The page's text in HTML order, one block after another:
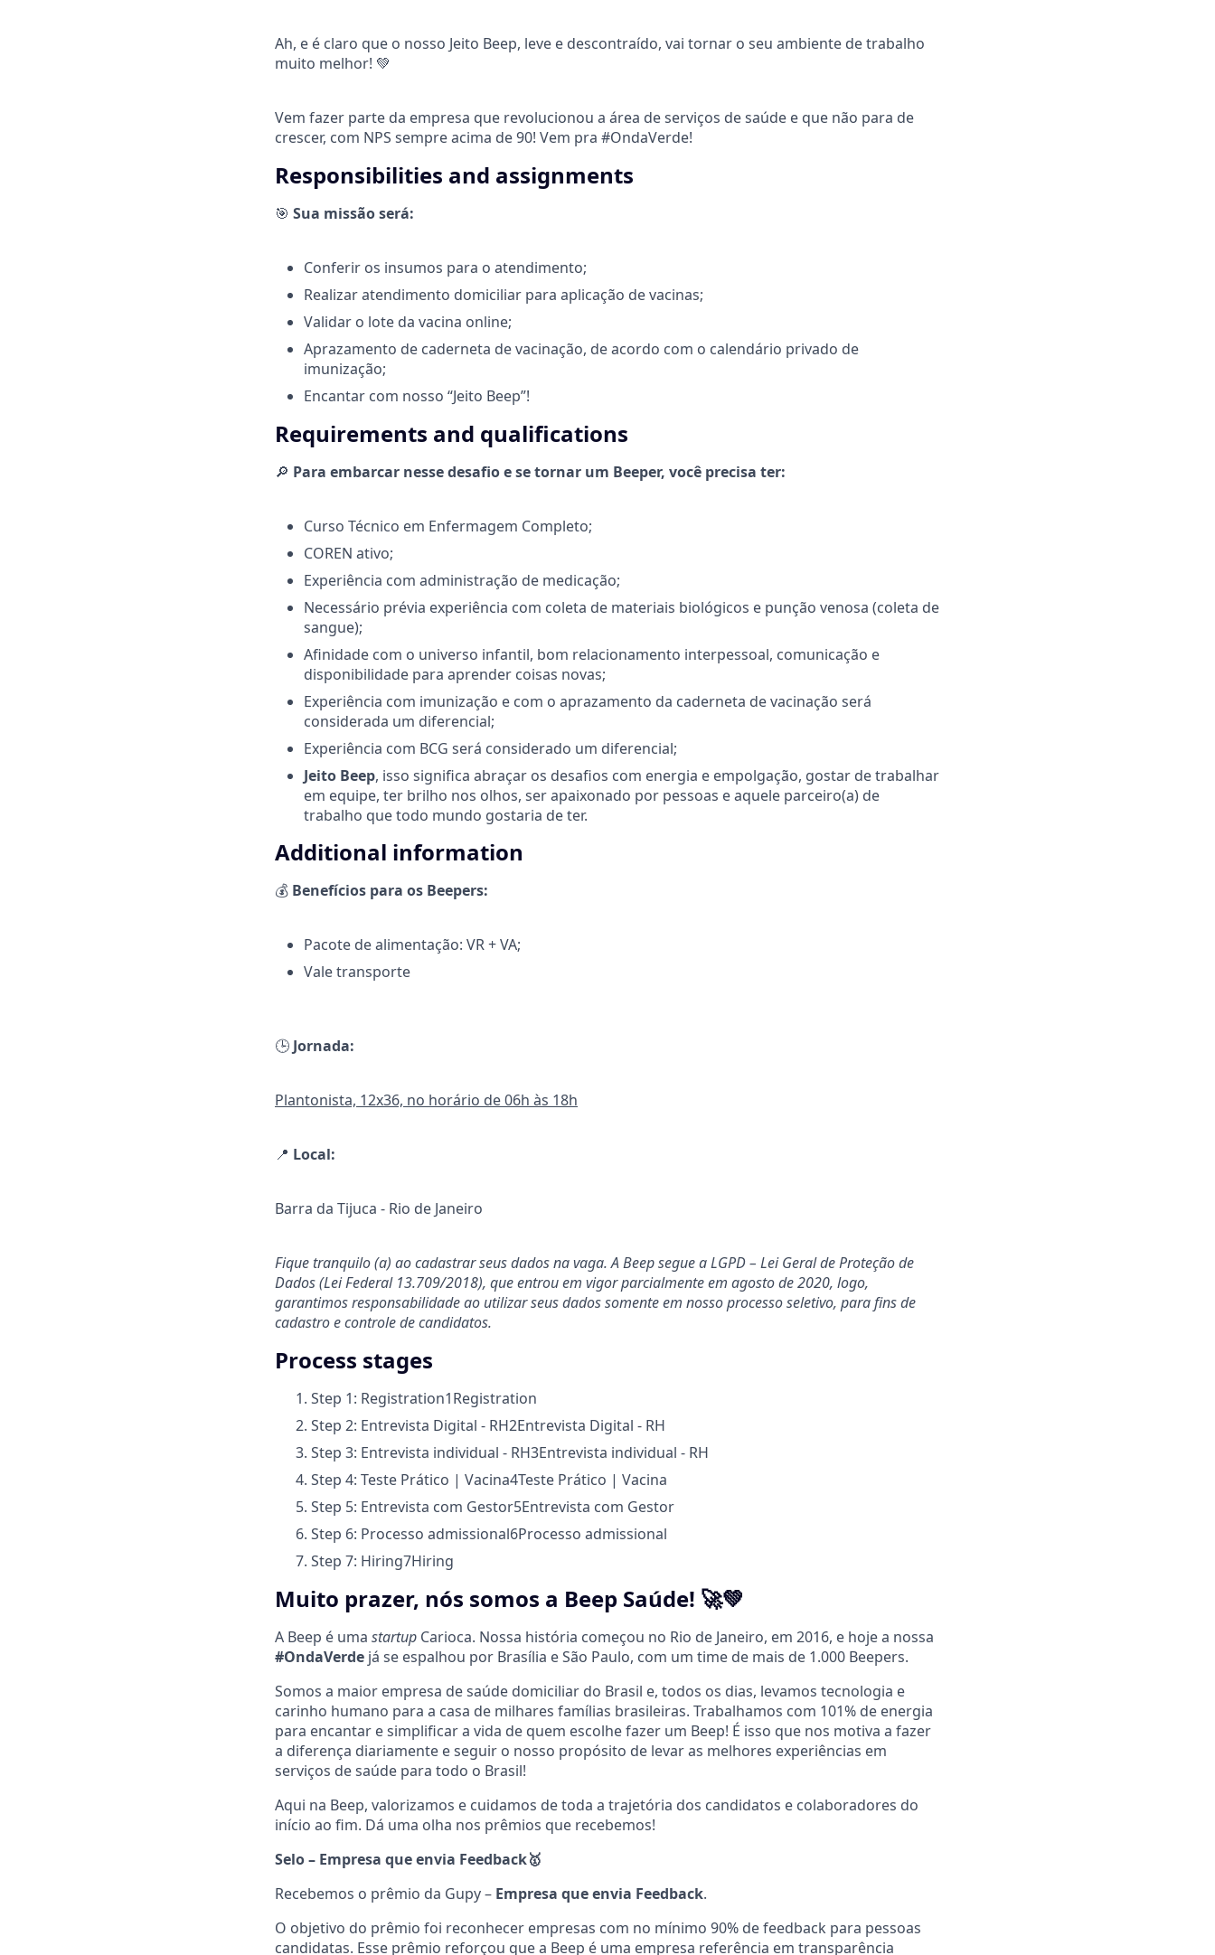
Ah, e é claro que o nosso Jeito Beep, leve e descontraído, vai tornar o seu ambiente de trabalho
muito melhor! 💚
Vem fazer parte da empresa que revolucionou a área de serviços de saúde e que não para de
crescer, com NPS sempre acima de 90! Vem pra #OndaVerde!
Responsibilities and assignments
🎯 Sua missão será:
Conferir os insumos para o atendimento;
Realizar atendimento domiciliar para aplicação de vacinas;
Validar o lote da vacina online;
Aprazamento de caderneta de vacinação, de acordo com o calendário privado de
imunização;
Encantar com nosso “Jeito Beep”!
Requirements and qualifications
🔎 Para embarcar nesse desafio e se tornar um Beeper, você precisa ter:
Curso Técnico em Enfermagem Completo;
COREN ativo;
Experiência com administração de medicação;
Necessário prévia experiência com coleta de materiais biológicos e punção venosa (coleta de
sangue);
Afinidade com o universo infantil, bom relacionamento interpessoal, comunicação e
disponibilidade para aprender coisas novas;
Experiência com imunização e com o aprazamento da caderneta de vacinação será
considerada um diferencial;
Experiência com BCG será considerado um diferencial;
Jeito Beep, isso significa abraçar os desafios com energia e empolgação, gostar de trabalhar
em equipe, ter brilho nos olhos, ser apaixonado por pessoas e aquele parceiro(a) de
trabalho que todo mundo gostaria de ter.
Additional information
💰 Benefícios para os Beepers:
Pacote de alimentação: VR + VA;
Vale transporte
🕒 Jornada:
Plantonista, 12x36, no horário de 06h às 18h
📍 Local:
Barra da Tijuca - Rio de Janeiro
Fique tranquilo (a) ao cadastrar seus dados na vaga. A Beep segue a LGPD – Lei Geral de Proteção de
Dados (Lei Federal 13.709/2018), que entrou em vigor parcialmente em agosto de 2020, logo,
garantimos responsabilidade ao utilizar seus dados somente em nosso processo seletivo, para fins de
cadastro e controle de candidatos.
Process stages
Step 1: Registration1Registration
Step 2: Entrevista Digital - RH2Entrevista Digital - RH
Step 3: Entrevista individual - RH3Entrevista individual - RH
Step 4: Teste Prático | Vacina4Teste Prático | Vacina
Step 5: Entrevista com Gestor5Entrevista com Gestor
Step 6: Processo admissional6Processo admissional
Step 7: Hiring7Hiring
Muito prazer, nós somos a Beep Saúde! 🚀💚
A Beep é uma startup Carioca. Nossa história começou no Rio de Janeiro, em 2016, e hoje a nossa
#OndaVerde já se espalhou por Brasília e São Paulo, com um time de mais de 1.000 Beepers.
Somos a maior empresa de saúde domiciliar do Brasil e, todos os dias, levamos tecnologia e
carinho humano para a casa de milhares famílias brasileiras. Trabalhamos com 101% de energia
para encantar e simplificar a vida de quem escolhe fazer um Beep! É isso que nos motiva a fazer
a diferença diariamente e seguir o nosso propósito de levar as melhores experiências em
serviços de saúde para todo o Brasil!
Aqui na Beep, valorizamos e cuidamos de toda a trajetória dos candidatos e colaboradores do
início ao fim. Dá uma olha nos prêmios que recebemos!
Selo – Empresa que envia Feedback🥇
Recebemos o prêmio da Gupy – Empresa que envia Feedback.
O objetivo do prêmio foi reconhecer empresas com no mínimo 90% de feedback para pessoas
candidatas. Esse prêmio reforçou que a Beep é uma empresa referência em transparência